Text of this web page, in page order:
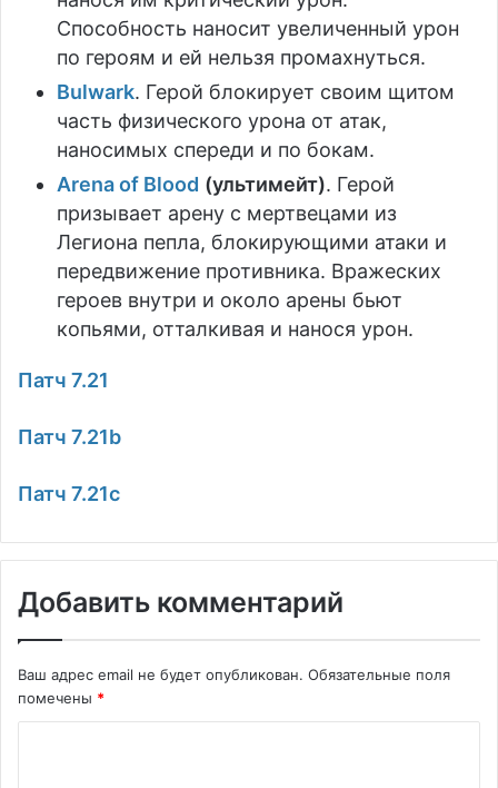
Способность наносит увеличенный урон
по героям и ей нельзя промахнуться.
Bulwark. Герой блокирует своим щитом
часть физического урона от атак,
наносимых спереди и по бокам.
Arena of Blood (ультимейт). Герой
призывает арену с мертвецами из
Легиона пепла, блокирующими атаки и
передвижение противника. Вражеских
героев внутри и около арены бьют
копьями, отталкивая и нанося урон.
Патч 7.21
Патч 7.21b
Патч 7.21с
Добавить комментарий
Ваш адрес email не будет опубликован. Обязательные поля
помечены *